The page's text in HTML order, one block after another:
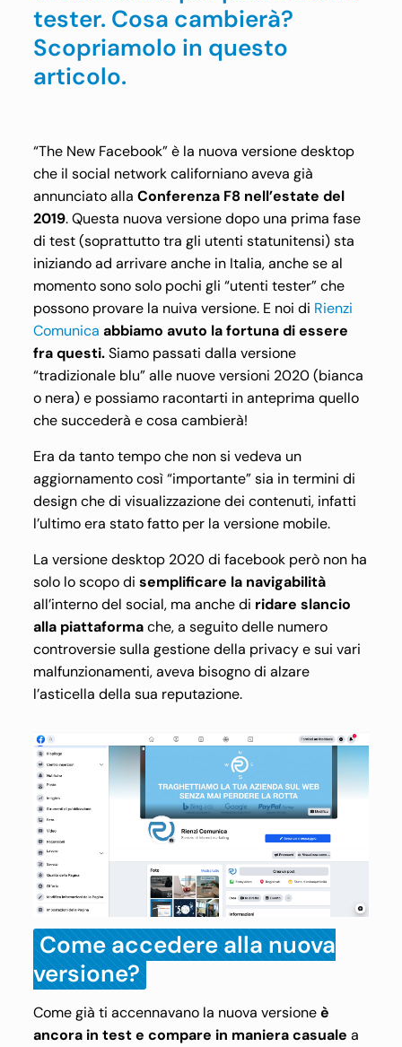
tester. Cosa cambierà?
Scopriamolo in questo
articolo.
“The New Facebook” è la nuova versione desktop
che il social network californiano aveva già
annunciato alla Conferenza F8 nell’estate del
2019. Questa nuova versione dopo una prima fase
di test (soprattutto tra gli utenti statunitensi) sta
iniziando ad arrivare anche in Italia, anche se al
momento sono solo pochi gli “utenti tester” che
possono provare la nuiva versione. E noi di Rienzi
Comunica abbiamo avuto la fortuna di essere
fra questi.Siamo passati dalla versione
“tradizionale blu” alle nuove versioni 2020 (bianca
o nera) e possiamo racontarti in anteprima quello
che succederà e cosa cambierà!
Era da tanto tempo che non si vedeva un
aggiornamento così “importante” sia in termini di
design che di visualizzazione dei contenuti, infatti
l’ultimo era stato fatto per la versione mobile.
La versione desktop 2020 di facebook però non ha
solo lo scopo di semplificare la navigabilità
all’interno del social, ma anche di ridare slancio
alla piattaformache, a seguito delle numero
controversie sulla gestione della privacy e sui vari
malfunzionamenti, aveva bisogno di alzare
l’asticella della sua reputazione.
Come accedere alla nuova
versione?
Come già ti accennavano la nuova versioneè
ancora in test e compare in maniera casuale a